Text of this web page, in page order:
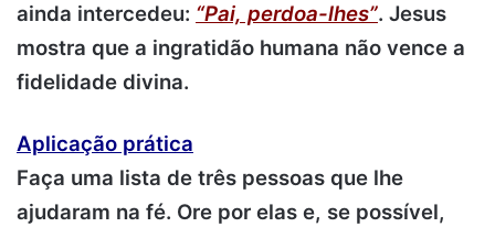
ainda intercedeu: “Pai, perdoa-lhes”. Jesus
mostra que a ingratidão humana não vence a
fidelidade divina.
Aplicação prática
Faça uma lista de três pessoas que lhe
ajudaram na fé. Ore por elas e, se possível,